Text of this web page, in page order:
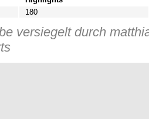
180
versiegelt durch